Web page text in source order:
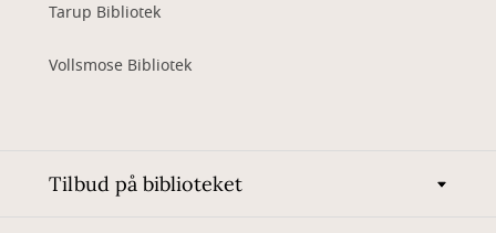
Tarup Bibliotek
Vollsmose Bibliotek
Tilbud på biblioteket